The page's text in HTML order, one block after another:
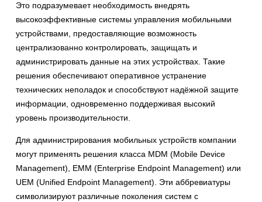
Это подразумевает необходимость внедрять
высокоэффективные системы управления мобильными
устройствами, предоставляющие возможность
централизованно контролировать, защищать и
администрировать данные на этих устройствах. Такие
решения обеспечивают оперативное устранение
технических неполадок и способствуют надёжной защите
информации, одновременно поддерживая высокий
уровень производительности.
Для администрирования мобильных устройств компании
могут применять решения класса MDM (Mobile Device
Management), EMM (Enterprise Endpoint Management) или
UEM (Unified Endpoint Management). Эти аббревиатуры
символизируют различные поколения систем с